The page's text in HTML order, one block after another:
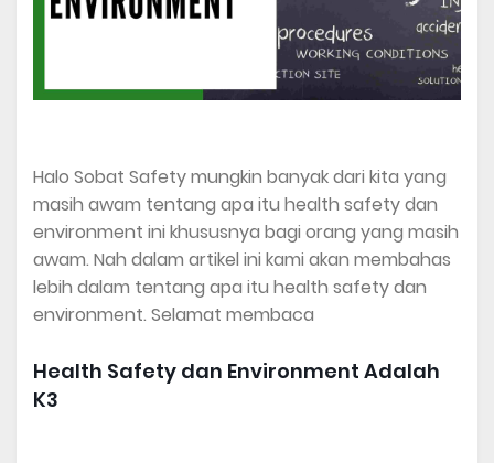
Halo Sobat Safety mungkin banyak dari kita yang
masih awam tentang apa itu health safety dan
environment ini khususnya bagi orang yang masih
awam. Nah dalam artikel ini kami akan membahas
lebih dalam tentang apa itu health safety dan
environment. Selamat membaca
Health Safety dan Environment Adalah
K3